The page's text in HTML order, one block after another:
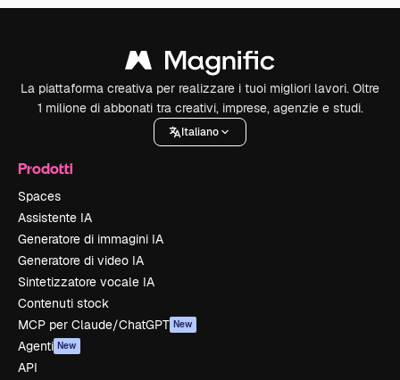
La piattaforma creativa per realizzare i tuoi migliori lavori. Oltre
1 milione di abbonati tra creativi, imprese, agenzie e studi.
Italiano
Prodotti
Spaces
Assistente IA
Generatore di immagini IA
Generatore di video IA
Sintetizzatore vocale IA
Contenuti stock
MCP per Claude/ChatGPT New
Agenti New
API